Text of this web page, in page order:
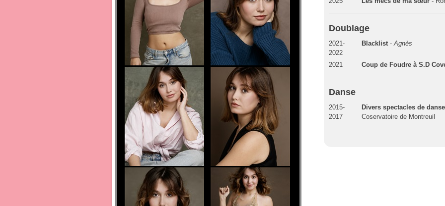
Doublage
2021-
2022
Blacklist-Agnès
2021 Coup de Foudre à S.D
Danse
2015-
2017
Divers spectacles de danse
Coservatoire de Montreuil